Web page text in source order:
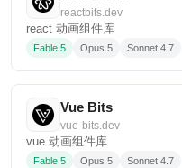
reactbits.dev
react 动画组件库
Fable 5 Opus 5 Sonnet 4.7
Vue Bits
vue-bits.dev
vue 动画组件库
Fable 5 Opus 5 Sonnet 4.7